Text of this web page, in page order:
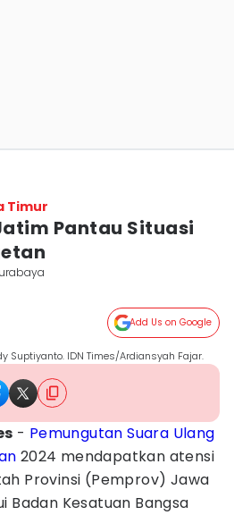
Timur
Pantau Situasi
Add Us on Google
Suptiyanto. IDN Times/Ardiansyah Fajar.
- Pemungutan Suara Ulang
2024 mendapatkan atensi
Provinsi (Pemprov) Jawa
Badan Kesatuan Bangsa